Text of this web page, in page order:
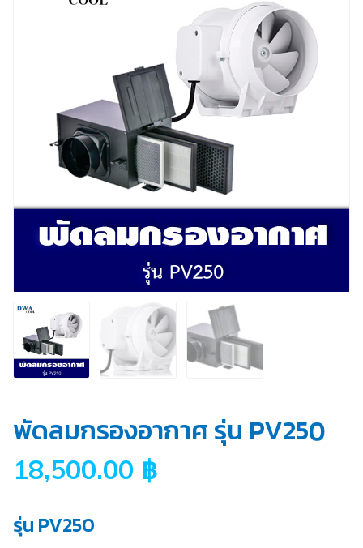
พัดลมกรองอากาศ รุ่น PV250
18,500.00 ฿
รุ่น PV250